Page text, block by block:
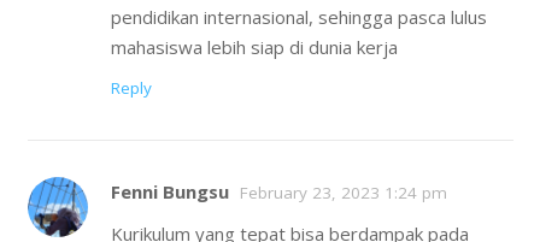
pendidikan internasional, sehingga pasca lulus
mahasiswa lebih siap di dunia kerja
Reply
Fenni Bungsu February 23, 2023 1:24 pm
Kurikulum yang tepat bisa berdampak pada